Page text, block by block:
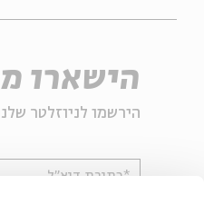
הישארו
הירשמו לניוזלטר
*כתובת דוא"ל